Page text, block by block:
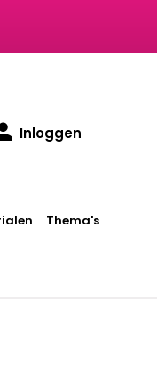
Inloggen
Thema's